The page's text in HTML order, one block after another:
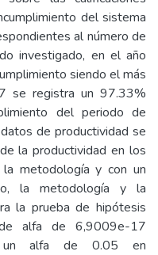
del sistema
al número de
investigado, en el año
siendo el más
se registra un 97.33%
del periodo de
de productividad se
la productividad en los
metodología y con un
la metodología y la
la prueba de hipótesis
alfa de 6,9009e-17
un alfa de 0.05 en